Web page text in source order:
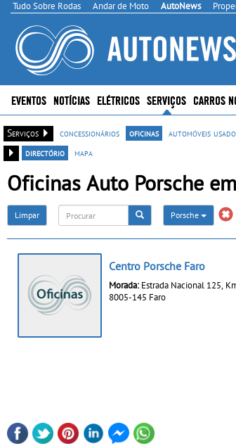
Tudo Sobre Rodas Andar de Moto AutoNews
EVENTOS NOTÍCIAS ELÉTRICOS SERVIÇOS CARROS
Serviços concessionários oficinas automóveis
directório
mapa
Oficinas Auto Porsche
Limpar Porsche
Centro Porsche Faro
Morada: Estrada Nacional 125,
8005-145 Faro